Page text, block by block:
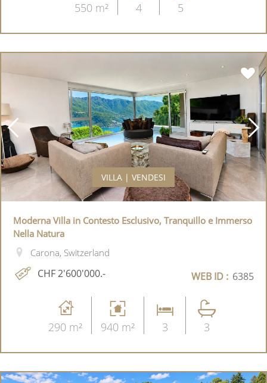
550 m² 4 5
VILLA | VENDESI
Moderna Villa in Contesto Esclusivo, Tranquillo e Immerso
Nella Natura
Carona, Switzerland
CHF 2'600'000.- WEB ID : 6385
290 m² 940 m² 3 3